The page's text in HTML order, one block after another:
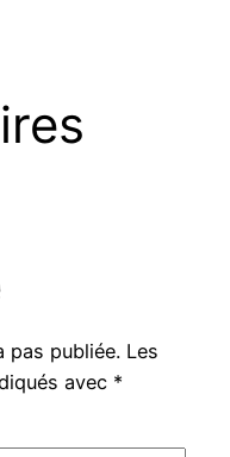
pas publiée. Les
avec *